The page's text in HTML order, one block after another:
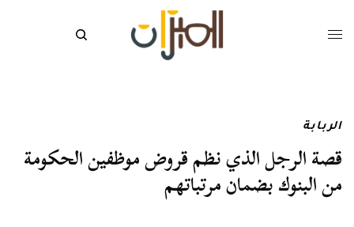
الربابة
قصة الرجل الذي نظم قروض موظفين الحكومة
من البنوك بضمان مرتباتهم